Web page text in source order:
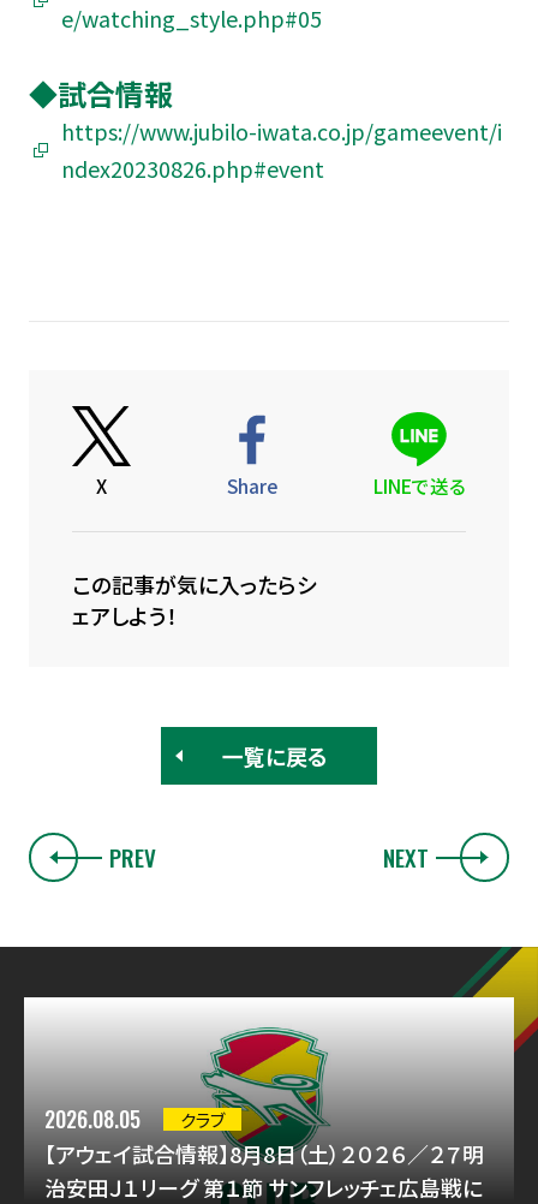
e/watching_style.php#05
◆試合情報
https://www.jubilo-iwata.co.jp/gameevent/i
ndex20230826.php#event
X Share LINEで送る
この記事が気に入ったらシ
ェアしよう！
一覧に戻る
PREV NEXT
2026.08.05 クラブ
【アウェイ試合情報】8月8日（土）２０２６／２７明
治安田Ｊ１リーグ 第１節 サンフレッチェ広島戦に